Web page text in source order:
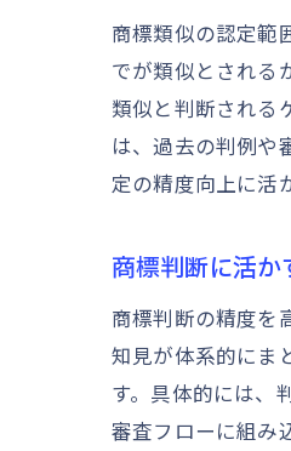
商標類似の認定範
でが類似とされる
類似と判断される
は、過去の判例や
定の精度向上に活
商標判断に活
商標判断の精度を
知見が体系的にま
す。具体的には、
審査フローに組み